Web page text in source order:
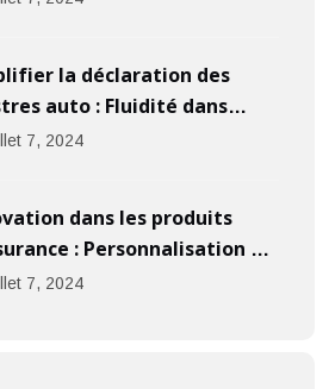
la déclaration des
auto : Fluidité dans
7, 2024
dans les produits
: Personnalisation au
l’expérience client
7, 2024